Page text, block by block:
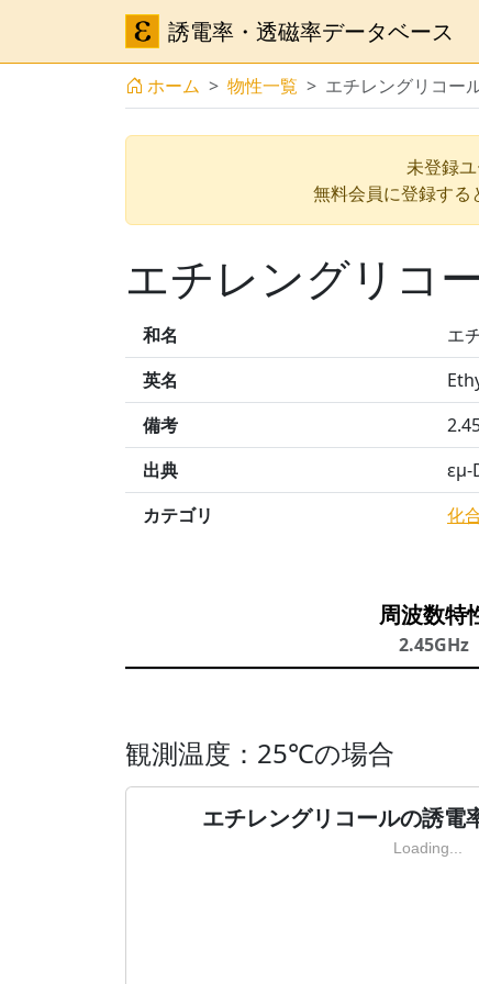
誘電率・透磁率データベース
ホーム 物性一覧 エチレングリコー
未登録
無料会員に登録す
エチレングリコ
和名
エ
英名
備考
出典
εμ-
カテゴリ
化
周波数特
2.45GHz
観測温度：25℃の場合
エチレングリコールの誘
Loading...